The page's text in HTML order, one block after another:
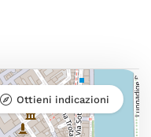
Ottieni indicazioni